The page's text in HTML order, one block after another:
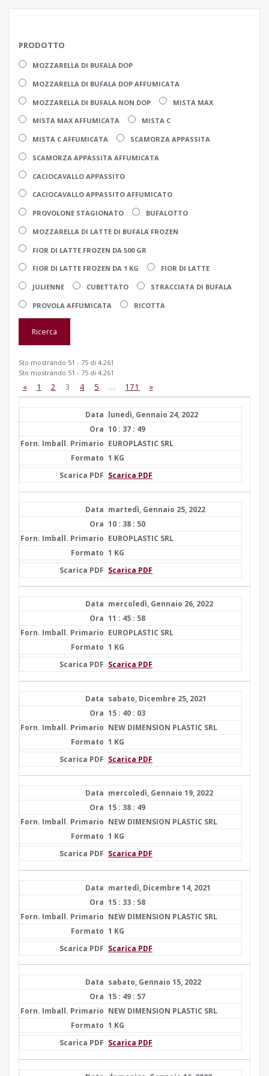
PRODOTTO
MOZZARELLA DI BUFALA DOP
MOZZARELLA DI BUFALA DOP AFFUMICATA
MOZZARELLA DI BUFALA NON DOP MISTA MAX
MISTA MAX AFFUMICATA MISTA C
MISTA C AFFUMICATA SCAMORZA APPASSITA
SCAMORZA APPASSITA AFFUMICATA
CACIOCAVALLO APPASSITO
CACIOCAVALLO APPASSITO AFFUMICATO
PROVOLONE STAGIONATO BUFALOTTO
MOZZARELLA DI LATTE DI BUFALA FROZEN
FIOR DI LATTE FROZEN DA 500 GR
FIOR DI LATTE FROZEN DA 1 KG FIOR DI LATTE
JULIENNE CUBETTATO STRACCIATA DI BUFALA
PROVOLA AFFUMICATA RICOTTA
Sto mostrando 51 - 75 di 4.261
Sto mostrando 51 - 75 di 4.261
« 1 2 3 4 5 … 171 »
lunedì, Gennaio 24, 2022
10 : 37 : 49
EUROPLASTIC SRL
1 KG
Scarica PDF
martedì, Gennaio 25, 2022
10 : 38 : 50
EUROPLASTIC SRL
1 KG
Scarica PDF
mercoledì, Gennaio 26, 2022
11 : 45 : 58
EUROPLASTIC SRL
1 KG
Scarica PDF
sabato, Dicembre 25, 2021
15 : 40 : 03
NEW DIMENSION PLASTIC SRL
1 KG
Scarica PDF
mercoledì, Gennaio 19, 2022
15 : 38 : 49
NEW DIMENSION PLASTIC SRL
1 KG
Scarica PDF
martedì, Dicembre 14, 2021
15 : 33 : 58
NEW DIMENSION PLASTIC SRL
1 KG
Scarica PDF
sabato, Gennaio 15, 2022
15 : 49 : 57
NEW DIMENSION PLASTIC SRL
1 KG
Scarica PDF